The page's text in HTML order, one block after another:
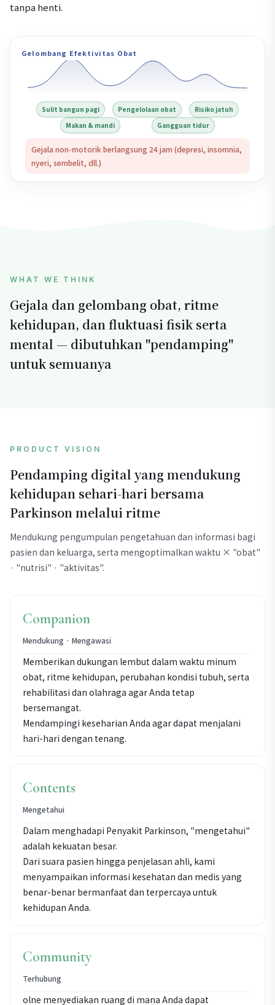
tanpa henti.
Gelombang Efektivitas Obat
Sulit bangun pagi Pengelolaan obat
Risiko jatuh
Makan & mandi
Gangguan tidur
Gejala non-motorik berlangsung 24 jam (depresi, insomnia,
nyeri, sembelit, dll.)
WHAT WE THINK
Gejala dan gelombang obat, ritme
kehidupan, dan fluktuasi fisik serta
mental — dibutuhkan "pendamping"
untuk semuanya
PRODUCT VISION
Pendamping digital yang mendukung
kehidupan sehari-hari bersama
Parkinson melalui ritme
Mendukung pengumpulan pengetahuan dan informasi bagi
pasien dan keluarga, serta mengoptimalkan waktu × "obat"
· "nutrisi" · "aktivitas".
Companion
Mendukung · Mengawasi
Memberikan dukungan lembut dalam waktu minum
obat, ritme kehidupan, perubahan kondisi tubuh, serta
rehabilitasi dan olahraga agar Anda tetap
bersemangat.
Mendampingi keseharian Anda agar dapat menjalani
hari-hari dengan tenang.
Contents
Mengetahui
Dalam menghadapi Penyakit Parkinson, "mengetahui"
adalah kekuatan besar.
Dari suara pasien hingga penjelasan ahli, kami
menyampaikan informasi kesehatan dan medis yang
benar-benar bermanfaat dan terpercaya untuk
kehidupan Anda.
Community
Terhubung
olne menyediakan ruang di mana Anda dapat